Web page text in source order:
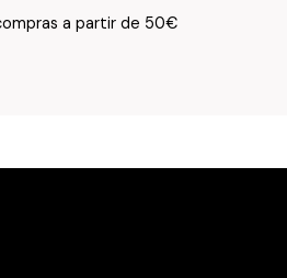
a partir de 50€
do Cartão de Informação